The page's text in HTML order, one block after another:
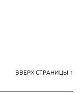
ВВЕРХ СТРАНИЦЫ ↑